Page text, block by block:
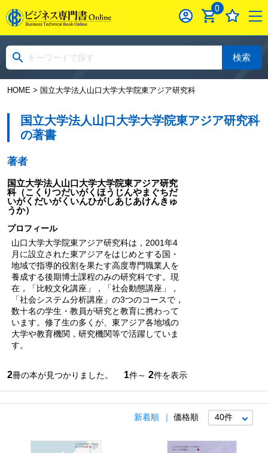
0
検索
HOME> 国立大学法人山口大学大学院東アジア研究科
国立大学法人山口大学大学院東アジア研究科
の著書
著者
国立大学法人山口大学大学院東アジア研究
科（こくりつだいがくほうじんやまぐちだ
いがくだいがくいんひがしあじあけんきゅ
うか）
プロフィール
山口大学大学院東アジア研究科は，2001年4
月に設立された東アジアをはじめとする国・
地域で指導的役割を果たす高度専門職業人を
養成する後期博士課程のみの研究科です。現
在，「比較文化講座」，「社会動態講座」，
「社会システム分析講座」の3つのコースで，
数十名の学生・教員が研究と教育に携わって
います。修了生の多くが、東アジア各地域の
大学や教育機関，研究機関等で活躍していま
す。
2冊の本が見つかりました。 1件～ 2件を表示
新着順 価格順